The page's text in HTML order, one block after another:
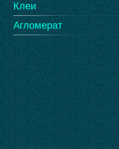
Клеи
Агломерат